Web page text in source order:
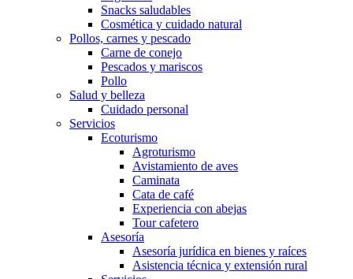
Snacks saludables
Cosmética y cuidado natural
Pollos, carnes y pescado
Carne de conejo
Pescados y mariscos
Pollo
Salud y belleza
Cuidado personal
Servicios
Ecoturismo
Agroturismo
Avistamiento de aves
Caminata
Cata de café
Experiencia con abejas
Tour cafetero
Asesoría
Asesoría jurídica en bienes y raíces
Asistencia técnica y extensión rural